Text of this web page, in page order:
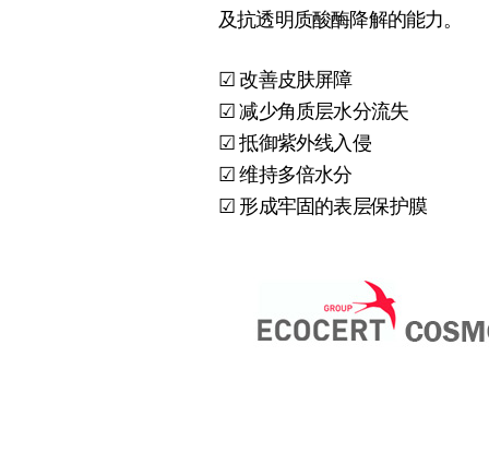
及抗透明质酸酶降解的能力。
☑ 改善皮肤屏障
☑ 减少角质层水分流失
☑ 抵御紫外线入侵
☑ 维持多倍水分
☑ 形成牢固的表层保护膜